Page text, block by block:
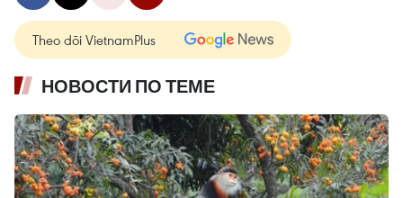
Theo dõi VietnamPlus
НОВОСТИ ПО ТЕМЕ